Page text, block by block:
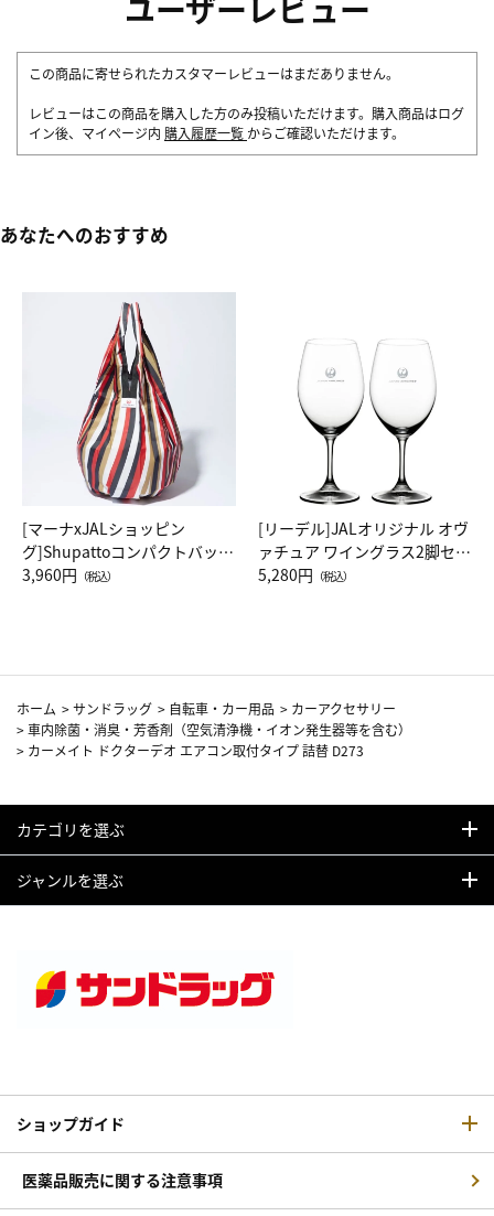
この商品に寄せられたカスタマーレビューはまだありません。
レビューはこの商品を購入した方のみ投稿いただけます。購入商品はログ
イン後、マイページ内 購入履歴一覧 からご確認いただけます。
あなたへのおすすめ
[マーナxJALショッピン
グ]Shupattoコンパクトバッグ
Drop JAL客室乗務員（LC）ス
3,960円 （税込）
[リーデル]JALオリジナル オヴ
ァチュア ワイングラス2脚セッ
ト（レッドワイン）
5,280円 （税込）
ホーム >サンドラッグ > 自転車・カー用品 > カーアクセサリー
>車内除菌・消臭・芳香剤（空気清浄機・イオン発生器等を含む）
> カーメイト ドクターデオ エアコン取付タイプ 詰替 D273
カテゴリを選ぶ
ジャンルを選ぶ
ショップガイド
医薬品販売に関する注意事項